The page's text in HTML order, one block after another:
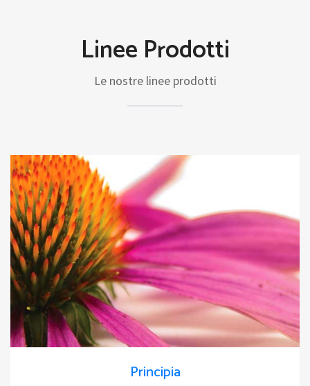
Linee Prodotti
Le nostre linee prodotti
Principia